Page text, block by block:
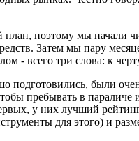
поэтому мы начали
Затем мы пару
- всего три слова: к
подготовились, были
пребывать в
у них лучший
для этого) и